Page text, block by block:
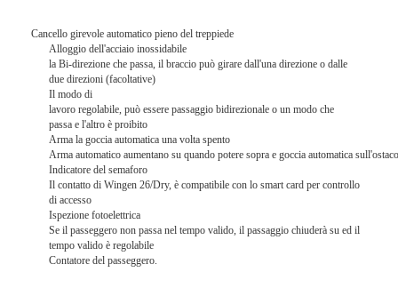
Cancello girevole automatico pieno del treppiede
Alloggio dell'acciaio inossidabile
la Bi-direzione che passa, il braccio può girare dall'una direzione o dalle
due direzioni (facoltative)
Il modo di
lavoro regolabile, può essere passaggio bidirezionale o un modo che
passa e l'altro è proibito
Arma la goccia automatica una volta spento
Arma automatico aumentano su quando potere sopra e goccia automatica
Indicatore del semaforo
Il contatto di Wingen 26/Dry, è compatibile con lo smart card per controllo
di accesso
Ispezione fotoelettrica
Se il passeggero non passa nel tempo valido, il passaggio chiuderà su ed il
tempo valido è regolabile
Contatore del passeggero.